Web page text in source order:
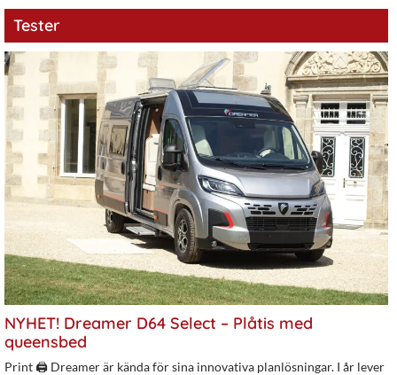
Tester
NYHET! Dreamer D64 Select – Plåtis med
queensbed
Print 🖨 Dreamer är kända för sina innovativa planlösningar. I år lever